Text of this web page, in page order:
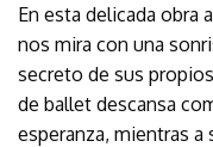
En esta delicada obra
nos mira con una
secreto de sus
de ballet descansa
esperanza, mientras